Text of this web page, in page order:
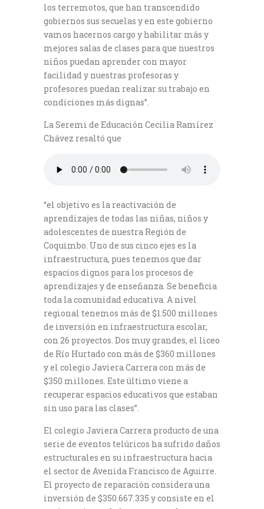
los terremotos, que han transcendido
gobiernos sus secuelas y en este gobierno
vamos hacernos cargo y habilitar más y
mejores salas de clases para que nuestros
niños puedan aprender con mayor
facilidad y nuestras profesoras y
profesores puedan realizar su trabajo en
condiciones más dignas”.
La Seremi de Educación Cecilia Ramírez
Chávez resaltó que
“el objetivo es la reactivación de
aprendizajes de todas las niñas, niños y
adolescentes de nuestra Región de
Coquimbo. Uno de sus cinco ejes es la
infraestructura, pues tenemos que dar
espacios dignos para los procesos de
aprendizajes y de enseñanza. Se beneficia
toda la comunidad educativa. A nivel
regional tenemos más de $1.500 millones
de inversión en infraestructura escolar,
con 26 proyectos. Dos muy grandes, el liceo
de Río Hurtado con más de $360 millones
y el colegio Javiera Carrera con más de
$350 millones. Este último viene a
recuperar espacios educativos que estaban
sin uso para las clases”.
El colegio Javiera Carrera producto de una
serie de eventos telúricos ha sufrido daños
estructurales en su infraestructura hacia
el sector de Avenida Francisco de Aguirre.
El proyecto de reparación considera una
inversión de $350.667.335 y consiste en el